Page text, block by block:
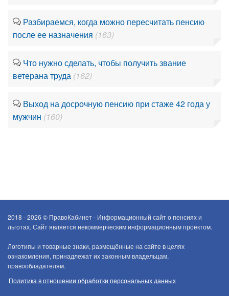
Разбираемся, когда можно пересчитать пенсию
после ее назначения (163)
Что нужно сделать, чтобы получить звание
ветерана труда (162)
Выход на досрочную пенсию при стаже 42 года у
мужчин (160)
2018 - 2026 © ПравоКабинет - Информационный сайт о пенсиях и
льготах. Сайт является некоммерческим информационным проектом.
Логотипы и товарные знаки, размещённые на сайте в целях
ознакомления, принадлежат их законным владельцам,
правообладателям.
Политика в отношении обработки персональных данных